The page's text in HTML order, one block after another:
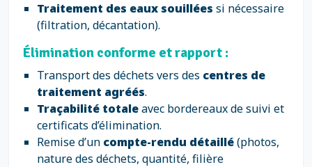
Traitement des eaux souillées si nécessaire
(filtration, décantation).
Élimination conforme et rapport :
Transport des déchets vers des centres de
traitement agréés.
Traçabilité totaleavec bordereaux de suivi et
certificats d’élimination.
Remise d’un compte-rendu détaillé(photos,
nature des déchets, quantité, filière